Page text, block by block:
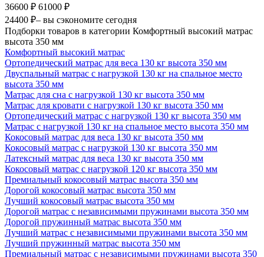
36600 ₽ 61000 ₽
24400 ₽– вы сэкономите сегодня
Подборки товаров в категории Комфортный высокий матрас
высота 350 мм
Комфортный высокий матрас
Ортопедический матрас для веса 130 кг высота 350 мм
Двуспальный матрас с нагрузкой 130 кг на спальное место
высота 350 мм
Матрас для сна с нагрузкой 130 кг высота 350 мм
Матрас для кровати с нагрузкой 130 кг высота 350 мм
Ортопедический матрас с нагрузкой 130 кг высота 350 мм
Матрас с нагрузкой 130 кг на спальное место высота 350 мм
Кокосовый матрас для веса 130 кг высота 350 мм
Кокосовый матрас с нагрузкой 130 кг высота 350 мм
Латексный матрас для веса 130 кг высота 350 мм
Кокосовый матрас с нагрузкой 120 кг высота 350 мм
Премиальный кокосовый матрас высота 350 мм
Дорогой кокосовый матрас высота 350 мм
Лучший кокосовый матрас высота 350 мм
Дорогой матрас с независимыми пружинами высота 350 мм
Дорогой пружинный матрас высота 350 мм
Лучший матрас с независимыми пружинами высота 350 мм
Лучший пружинный матрас высота 350 мм
Премиальный матрас с независимыми пружинами высота 350